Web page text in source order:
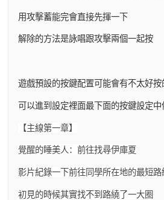
用攻擊蓄能完會直接先揮一下
解除的方法是詠唱跟攻擊兩個一起按
遊戲預設的按鍵配置可能會有不太好按
可以進到設定裡面最下面的按鍵設定
【主線第一章】
覺醒的睡美人：前往找尋伊庫夏
影片紀錄一下前往同學所在地的最短路
初見的時候其實找不到路繞了一大圈